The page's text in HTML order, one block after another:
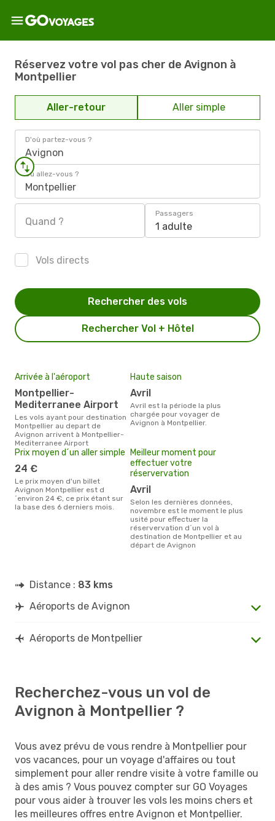
Réservez votre vol pas cher de Avignon à
Montpellier
Aller-retour Aller simple
D'où partez-vous ?
Avignon
Où allez-vous ?
Montpellier
Quand ?
Passagers
1 adulte
Vols directs
Rechercher Vol + Hôtel
Rechercher des vols
Arrivée à l'aéroport
Montpellier-
Mediterranee Airport
Les vols ayant pour destination
Montpellier au depart de
Avignon arrivent à Montpellier-
Mediterranee Airport
Haute saison
avril
avril est la période la plus
chargée pour voyager de
Avignon à Montpellier.
Prix moyen d´un aller simple
24 €
Le prix moyen d'un billet
Avignon Montpellier est d
´environ 24 €, ce prix étant sur
la base des 6 derniers mois.
Meilleur moment pour
effectuer votre
réservervation
avril
Selon les dernières données,
novembre est le moment le plus
usité pour effectuer la
réservervation d´un vol à
destination de Montpellier et au
départ de Avignon
Distance : 83 kms
Aéroports de Avignon
Aéroports de Montpellier
Recherchez-vous un vol de
Avignon à Montpellier ?
Vous avez prévu de vous rendre à Montpellier pour
vos vacances, pour un voyage d'affaires ou tout
simplement pour aller rendre visite à votre famille ou
à des amis ? Vous pouvez compter sur GO Voyages
pour vous aider à trouver les vols les moins chers et
les meilleures offres entre Avignon et Montpellier.